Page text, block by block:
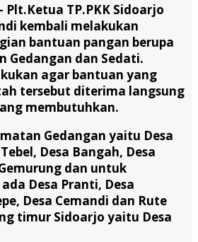
Plt.Ketua TP.PKK Sidoarjo
kembali melakukan
bantuan pangan berupa
Gedangan dan Sedati.
agar bantuan yang
tersebut diterima langsung
membutuhkan.
Gedangan yaitu Desa
Desa Bangah, Desa
dan untuk
Desa Pranti, Desa
Desa Cemandi dan Rute
timur Sidoarjo yaitu Desa